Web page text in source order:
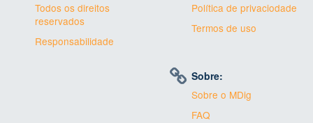
Todos os direitos
reservados
Responsabilidade
Política de privaciodade
Termos de uso
Sobre:
Sobre o MDig
FAQ